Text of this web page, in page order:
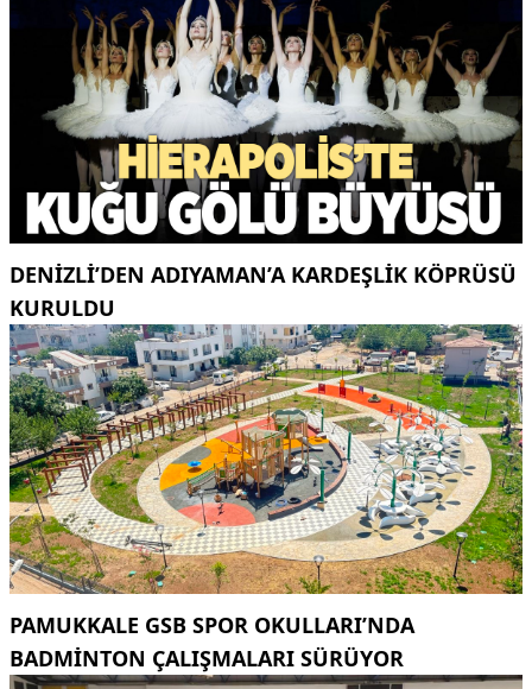
DENIZLI’DEN ADIYAMAN’A KARDEŞLIK KÖPRÜSÜ
KURULDU
PAMUKKALE GSB SPOR OKULLARI’NDA
BADMINTON ÇALIŞMALARI SÜRÜYOR